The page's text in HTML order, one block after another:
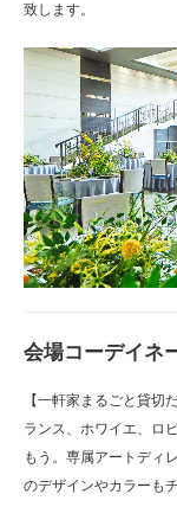
致します。
会場コーデイネ
【一軒家まるごと貸切
ランス、ホワイエ、ロ
もう。専属アートディ
のデザインやカラーもチ